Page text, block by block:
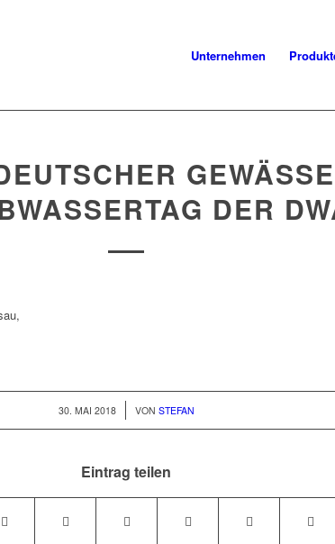
Unternehmen
DER
30. MAI 2018
/ VON STEFAN
Eintrag teilen